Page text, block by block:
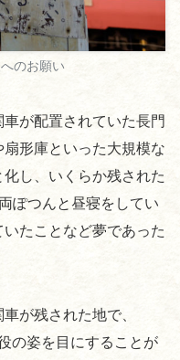
のお願い
が配置されていた長門
形庫といった大規模な
し、いくらか残された
ぽつんと昼寝をしてい
たことなど夢であった
が残された地で、
の姿を目にすることが